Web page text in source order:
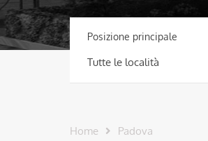
Posizione principale
Tutte le località
Home Padova